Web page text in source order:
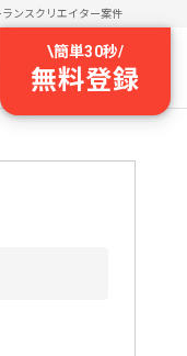
ランスクリエイター案件
\簡単30秒/
無料登録